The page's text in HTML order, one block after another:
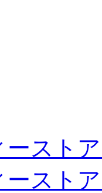
ースト
ースト